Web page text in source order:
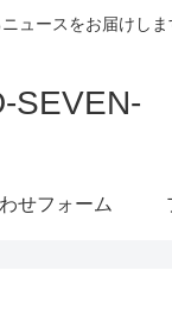
ュースをお届けしま
SEVEN-
せフォーム